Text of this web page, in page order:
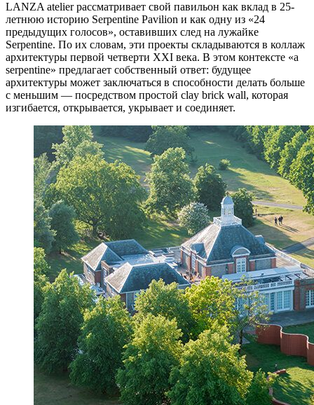
LANZA atelier рассматривает свой павильон как вклад в 25-
летнюю историю Serpentine Pavilion и как одну из «24
предыдущих голосов», оставивших след на лужайке
Serpentine. По их словам, эти проекты складываются в коллаж
архитектуры первой четверти XXI века. В этом контексте «a
serpentine» предлагает собственный ответ: будущее
архитектуры может заключаться в способности делать больше
с меньшим — посредством простой clay brick wall, которая
изгибается, открывается, укрывает и соединяет.